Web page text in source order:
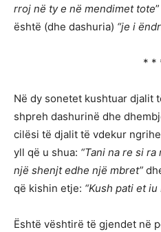
rroj në ty e në mendimet tote
është (dhe dashuria) “je i
* *
Në dy sonetet kushtuar djalit
shpreh dashurinë dhe
cilësi të djalit të vdekur
yll që u shua: “Tani na re si ra
një shenjt edhe një mbret”
që kishin etje: “Kush pati et
Është vështirë të gjendet në